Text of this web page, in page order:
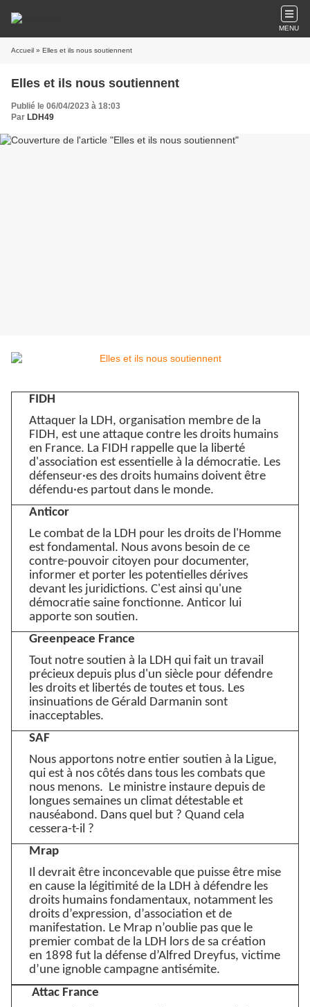
MENU
Accueil » Elles et ils nous soutiennent
Elles et ils nous soutiennent
Publié le 06/04/2023 à 18:03
Par LDH49
FIDH
Attaquer la LDH, organisation membre de la
FIDH, est une attaque contre les droits humains
en France. La FIDH rappelle que la liberté
d'association est essentielle à la démocratie. Les
défenseur·es des droits humains doivent être
défendu·es partout dans le monde.
Anticor
Le combat de la LDH pour les droits de l'Homme
est fondamental. Nous avons besoin de ce
contre-pouvoir citoyen pour documenter,
informer et porter les potentielles dérives
devant les juridictions. C'est ainsi qu'une
démocratie saine fonctionne. Anticor lui
apporte son soutien.
Greenpeace France
Tout notre soutien à la LDH qui fait un travail
précieux depuis plus d'un siècle pour défendre
les droits et libertés de toutes et tous. Les
insinuations de Gérald Darmanin sont
inacceptables.
SAF
Nous apportons notre entier soutien à la Ligue,
qui est à nos côtés dans tous les combats que
nous menons. Le ministre instaure depuis de
longues semaines un climat détestable et
nauséabond. Dans quel but ? Quand cela
cessera-t-il ?
Mrap
Il devrait être inconcevable que puisse être mise
en cause la légitimité de la LDH à défendre les
droits humains fondamentaux, notamment les
droits d’expression, d’association et de
manifestation. Le Mrap n’oublie pas que le
premier combat de la LDH lors de sa création
en 1898 fut la défense d’Alfred Dreyfus, victime
d’une ignoble campagne antisémite.
Attac France